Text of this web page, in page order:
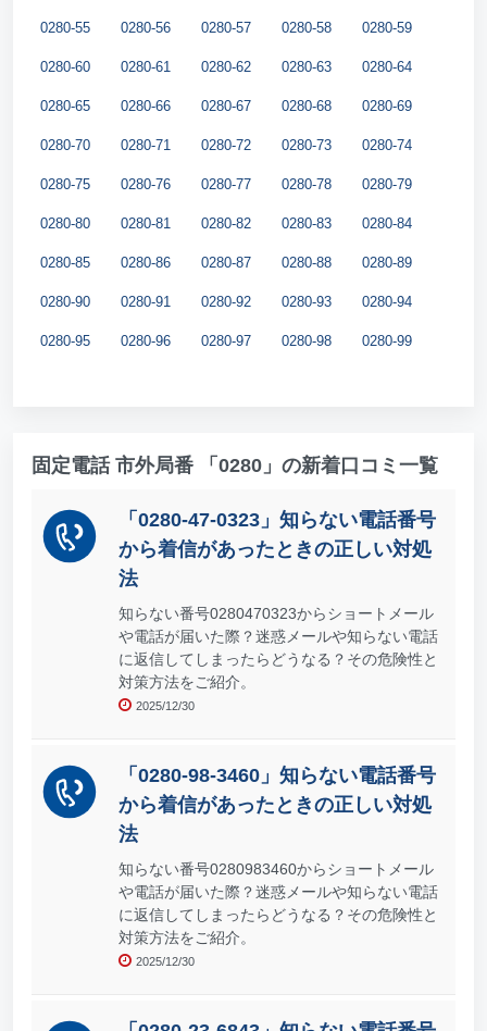
0280-55 0280-56 0280-57 0280-58 0280-59
0280-60 0280-61 0280-62 0280-63 0280-64
0280-65 0280-66 0280-67 0280-68 0280-69
0280-70 0280-71 0280-72 0280-73 0280-74
0280-75 0280-76 0280-77 0280-78 0280-79
0280-80 0280-81 0280-82 0280-83 0280-84
0280-85 0280-86 0280-87 0280-88 0280-89
0280-90 0280-91 0280-92 0280-93 0280-94
0280-95 0280-96 0280-97 0280-98 0280-99
固定電話 市外局番 「0280」の新着口コミ一覧
「0280-47-0323」知らない電話番号
から着信があったときの正しい対処
法
知らない番号0280470323からショートメール
や電話が届いた際？迷惑メールや知らない電話
に返信してしまったらどうなる？その危険性と
対策方法をご紹介。
2025/12/30
「0280-98-3460」知らない電話番号
から着信があったときの正しい対処
法
知らない番号0280983460からショートメール
や電話が届いた際？迷惑メールや知らない電話
に返信してしまったらどうなる？その危険性と
対策方法をご紹介。
2025/12/30